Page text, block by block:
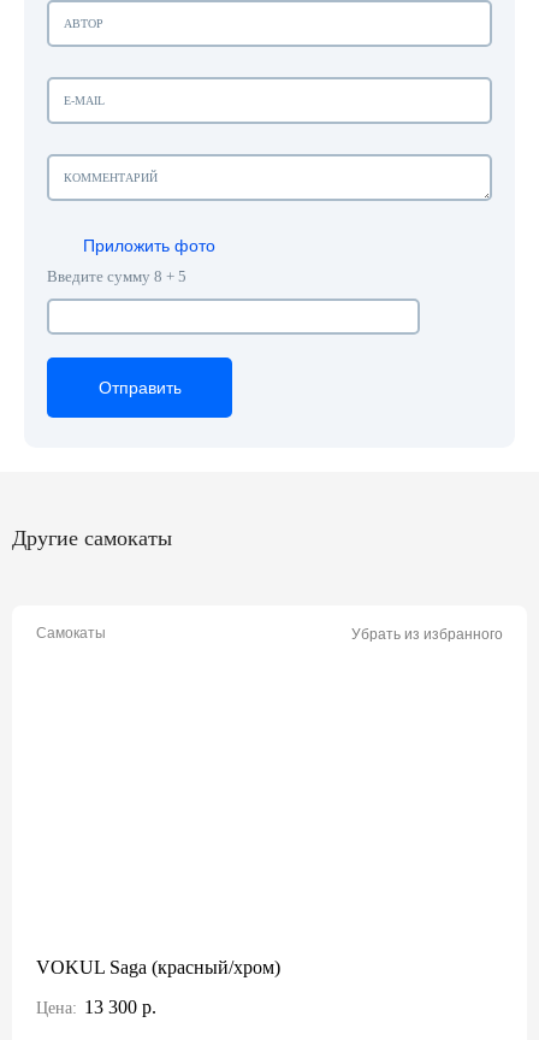
Приложить фото
Введите сумму 8 + 5
Отправить
Отправить
Отправить
Другие самокаты
Самокаты Убрать из избранного
VOKUL Saga (красный/хром)
Цена: 13 300 р.